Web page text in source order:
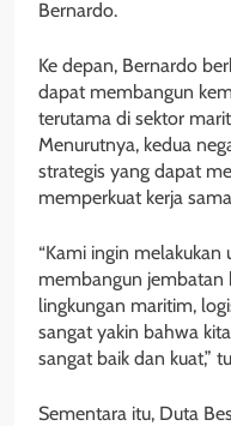
Bernardo.
Ke depan, Bernardo
dapat membangun
terutama di sektor
Menurutnya, kedua
strategis yang dapat
memperkuat kerja
“Kami ingin
membangun jembatan
lingkungan maritim,
sangat yakin bahwa
sangat baik dan kuat,”
Sementara itu, Duta